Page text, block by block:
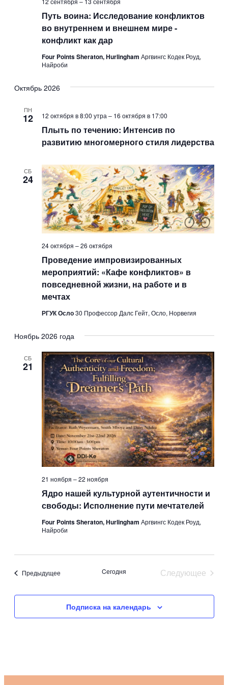
р
я
и
а
и
г
а
ц
и
Путь воина: Исследование конфликтов
во внутреннем и внешнем мире -
конфликт как дар
Four Points Sheraton, Hurlingham Аргвингс Кодек Роуд,
Найроби
Октябрь 2026
ПН
12
Плыть по течению: Интенсив по
развитию многомерного стиля лидерства
12 октября в 8:00 утра – 16 октября в 17:00
СБ
24
Проведение импровизированных
мероприятий: «Кафе конфликтов» в
повседневной жизни, на работе и в
мечтах
24 октября –26 октября
РГУК Осло30 Профессор Далс Гейт, Осло, Норвегия
Ноябрь 2026 года
СБ
21
Ядро нашей культурной аутентичности и
свободы: Исполнение пути мечтателей
21 ноября –22 ноября
Four Points Sheraton, Hurlingham Аргвингс Кодек Роуд,
Найроби
ПредыдущееМероприятия Cегодня
Следующее
Подписка на календарь